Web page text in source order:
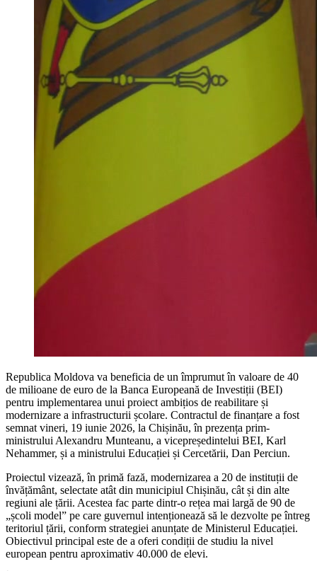
Republica Moldova va beneficia de un împrumut în valoare de 40
de milioane de euro de la Banca Europeană de Investiții (BEI)
pentru implementarea unui proiect ambițios de reabilitare și
modernizare a infrastructurii școlare. Contractul de finanțare a fost
semnat vineri, 19 iunie 2026, la Chișinău, în prezența prim-
ministrului Alexandru Munteanu, a vicepreședintelui BEI, Karl
Nehammer, și a ministrului Educației și Cercetării, Dan Perciun.
Proiectul vizează, în primă fază, modernizarea a 20 de instituții de
învățământ, selectate atât din municipiul Chișinău, cât și din alte
regiuni ale țării. Acestea fac parte dintr-o rețea mai largă de 90 de
„școli model” pe care guvernul intenționează să le dezvolte pe întreg
teritoriul țării, conform strategiei anunțate de Ministerul Educației.
Obiectivul principal este de a oferi condiții de studiu la nivel
european pentru aproximativ 40.000 de elevi.